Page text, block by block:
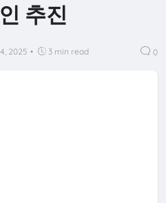
추진
2025 • 3 min read 0